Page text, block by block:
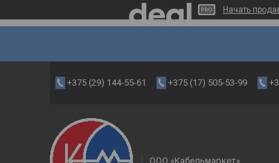
Начать
+375 (29) 144-55-61 +375 (17) 505-53-99
ООО «Кабельмаркет»